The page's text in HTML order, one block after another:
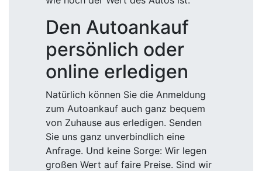
Den Autoankauf
persönlich oder
online erledigen
Natürlich können Sie die Anmeldung
zum Autoankauf auch ganz bequem
von Zuhause aus erledigen. Senden
Sie uns ganz unverbindlich eine
Anfrage. Und keine Sorge: Wir legen
großen Wert auf faire Preise. Sind wir